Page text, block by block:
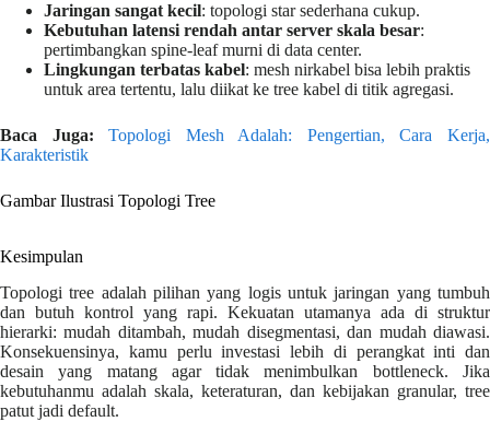
Jaringan sangat kecil: topologi star sederhana cukup.
Kebutuhan latensi rendah antar server skala besar:
pertimbangkan spine-leaf murni di data center.
Lingkungan terbatas kabel: mesh nirkabel bisa lebih praktis
untuk area tertentu, lalu diikat ke tree kabel di titik agregasi.
Baca Juga:
Topologi Mesh Adalah: Pengertian, Cara Kerja,
Karakteristik
Gambar Ilustrasi Topologi Tree
Kesimpulan
Topologi tree adalah pilihan yang logis untuk jaringan yang tumbuh
dan butuh kontrol yang rapi. Kekuatan utamanya ada di struktur
hierarki: mudah ditambah, mudah disegmentasi, dan mudah diawasi.
Konsekuensinya, kamu perlu investasi lebih di perangkat inti dan
desain yang matang agar tidak menimbulkan bottleneck. Jika
kebutuhanmu adalah skala, keteraturan, dan kebijakan granular, tree
patut jadi default.